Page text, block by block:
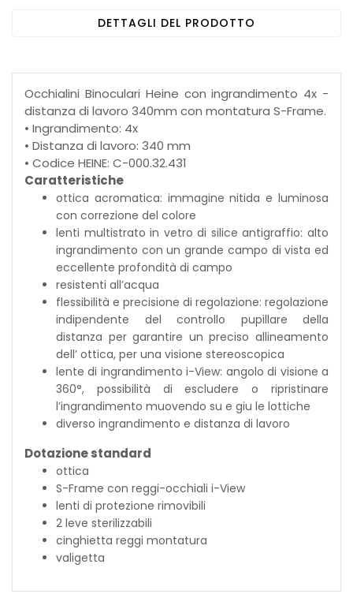
DETTAGLI DEL PRODOTTO
Occhialini Binoculari Heine con ingrandimento 4x -
distanza di lavoro 340mm con montatura S-Frame.
• Ingrandimento: 4x
• Distanza di lavoro: 340 mm
• Codice HEINE: C-000.32.431
Caratteristiche
ottica acromatica: immagine nitida e luminosa
con correzione del colore
lenti multistrato in vetro di silice antigraffio: alto
ingrandimento con un grande campo di vista ed
eccellente profondità di campo
resistenti all’acqua
flessibilità e precisione di regolazione: regolazione
indipendente del controllo pupillare della
distanza per garantire un preciso allineamento
dell’ ottica, per una visione stereoscopica
lente di ingrandimento i-View: angolo di visione a
360°, possibilità di escludere o ripristinare
l’ingrandimento muovendo su e giu le lottiche
diverso ingrandimento e distanza di lavoro
Dotazione standard
ottica
S-Frame con reggi-occhiali i-View
lenti di protezione rimovibili
2 leve sterilizzabili
cinghietta reggi montatura
valigetta